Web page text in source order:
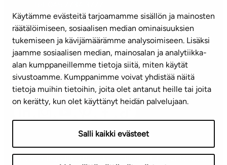
Käytämme evästeitä tarjoamamme sisällön ja mainosten
räätälöimiseen, sosiaalisen median ominaisuuksien
tukemiseen ja kävijämäärämme analysoimiseen. Lisäksi
jaamme sosiaalisen median, mainosalan ja analytiikka-
alan kumppaneillemme tietoja siitä, miten käytät
sivustoamme. Kumppanimme voivat yhdistää näitä
tietoja muihin tietoihin, joita olet antanut heille tai joita
on kerätty, kun olet käyttänyt heidän palvelujaan.
Salli kaikki evästeet
(vardagar kl. 8–16)
info@ta.fi
Nyhetsbrev (på finska)